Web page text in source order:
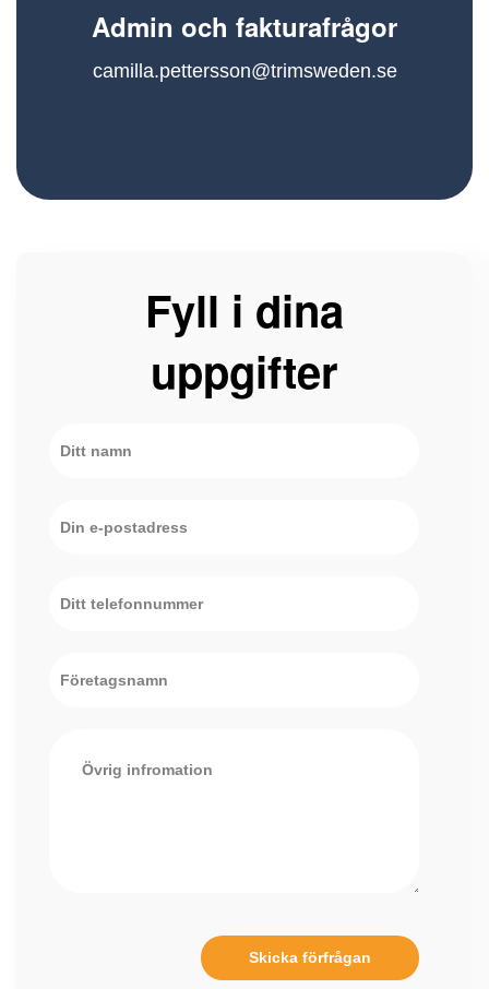
Admin och fakturafrågor
camilla.pettersson@trimsweden.se
Fyll i dina
uppgifter